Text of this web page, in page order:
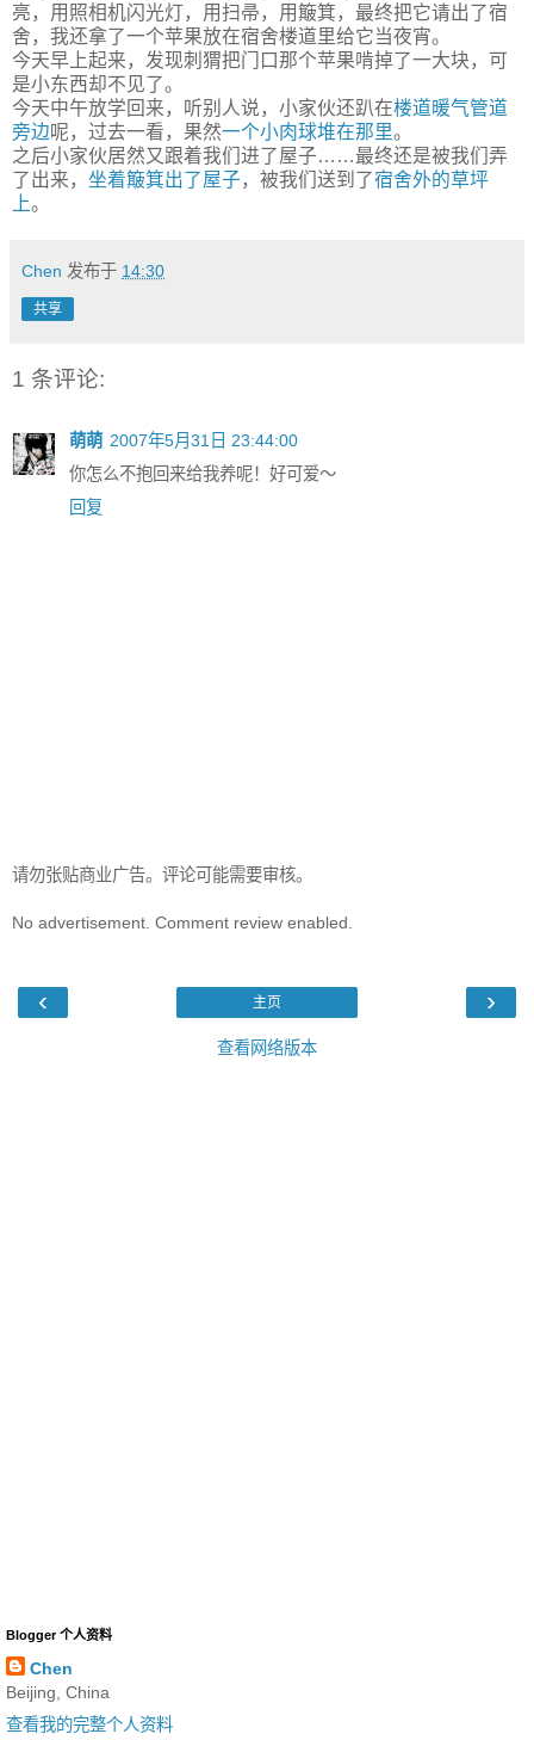
亮，用照相机闪光灯，用扫帚，用簸箕，最终把它请出了宿
舍，我还拿了一个苹果放在宿舍楼道里给它当夜宵。
今天早上起来，发现刺猬把门口那个苹果啃掉了一大块，可
是小东西却不见了。
今天中午放学回来，听别人说，小家伙还趴在楼道暖气管道
旁边呢，过去一看，果然一个小肉球堆在那里。
之后小家伙居然又跟着我们进了屋子……最终还是被我们弄
了出来， 坐着簸箕出了屋子，被我们送到了宿舍外的草坪
上。
Chen 发布于 14:30
共享
1 条评论:
萌萌 2007年5月31日 23:44:00
你怎么不抱回来给我养呢！好可爱～
回复
请勿张贴商业广告。评论可能需要审核。
No advertisement. Comment review enabled.
‹ ›
主页
查看网络版本
Blogger 个人资料
Chen
Beijing, China
查看我的完整个人资料